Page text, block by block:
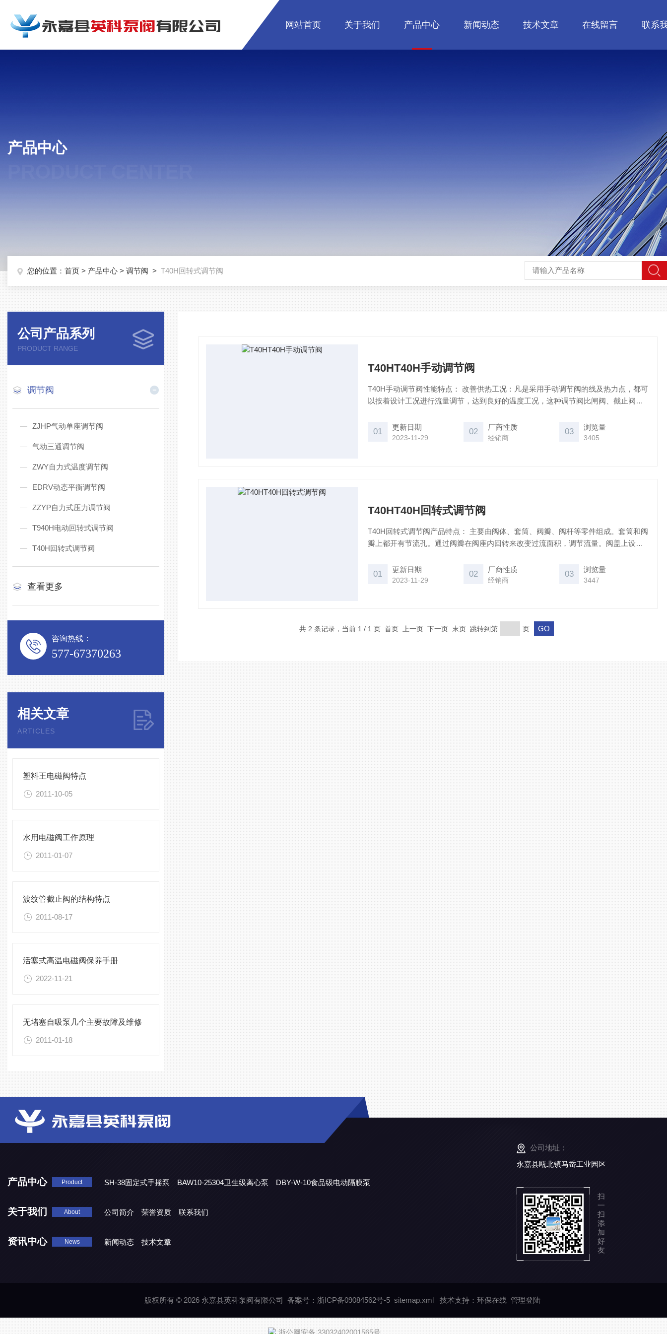
网站首页 关于我们 产品中心 新闻动态 技术文章 在线留言 联系
产品中心
您的位置： 首页 > 产品中心 > 调节阀 > T40H回转式调节阀
公司产品系列
PRODUCT RANGE
调节阀
ZJHP气动单座调节阀
气动三通调节阀
ZWY自力式温度调节阀
EDRV动态平衡调节阀
ZZYP自力式压力调节阀
T940H电动回转式调节阀
T40H回转式调节阀
查看更多
咨询热线：
577-67370263
相关文章
ARTICLES
塑料王电磁阀特点
2011-10-05
水用电磁阀工作原理
2011-01-07
波纹管截止阀的结构特点
2011-08-17
活塞式高温电磁阀保养手册
2022-11-21
无堵塞自吸泵几个主要故障及维修
2011-01-18
T40HT40H手动调节阀
T40H手动调节阀性能特点： 改善供热工况：凡是采用手动调节阀的线及热力点，都可
以按着设计工况进行流量调节，达到良好的温度工况，这种调节阀比闸阀、截止阀调
01 更新日期
2023-11-29
02 厂商性质
经销商
03 浏览量
3405
T40HT40H回转式调节阀
T40H回转式调节阀产品特点： 主要由阀体、套筒、阀瓣、阀杆等零件组成。套筒和阀
瓣上都开有节流孔。通过阀瓣在阀座内回转来改变过流面积，调节流量。阀盖上设有
01 更新日期
2023-11-29
02 厂商性质
经销商
03 浏览量
3447
共 2 条记录，当前 1 / 1 页 首页 上一页 下一页 末页 跳转到第 页
产品中心 Product SH-38固定式手摇泵 BAW10-25304卫生级离心泵
DBY-W-10食品级电动隔膜泵
关于我们 About 公司简介 荣誉资质 联系我们
资讯中心 News 新闻动态 技术文章
公司地址：
永嘉县瓯北镇马岙工业园区
扫
一
扫
添
加
好
友
版权所有 © 2026 永嘉县英科泵阀有限公司 备案号：浙ICP备09084562号-5 sitemap.xml 技术支持： 环保在线 管理登陆
浙公网安备 33032402001565号